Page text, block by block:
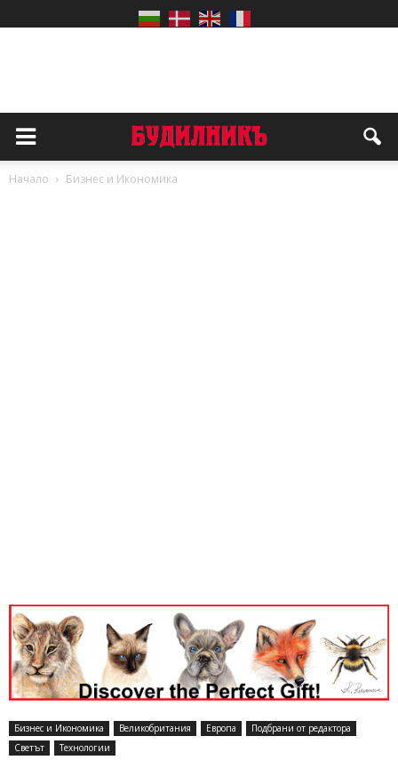
Начало Бизнес и Икономика
Бизнес и Икономика Великобритания Европа
Подбрани от редактора
Светът
Технологии